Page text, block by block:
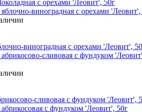
с орехами 'Леовит', 50г
виноградная с орехами 'Леовит',
сливовая с фундуком 'Леовит',